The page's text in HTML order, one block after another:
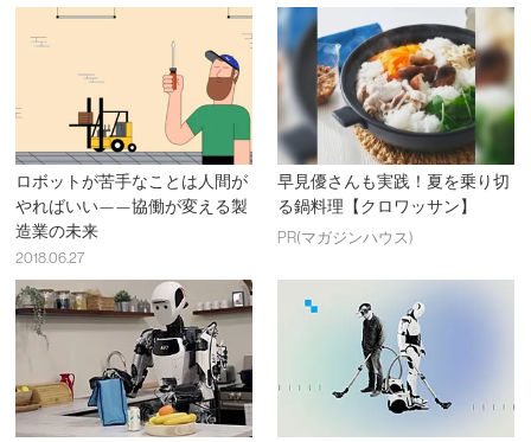
ロボットが苦手なことは人間が
やればいい——協働が変える製
造業の未来
2018.06.27
早見優さんも実践！夏を乗り切
る鍋料理【クロワッサン】
PR(マガジンハウス)